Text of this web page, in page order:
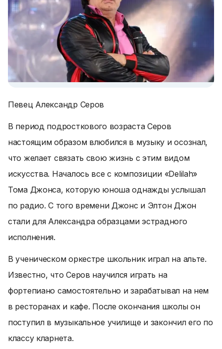
Певец Александр Серов
В период подросткового возраста Серов
настоящим образом влюбился в музыку и осознал,
что желает связать свою жизнь с этим видом
искусства. Началось все с композиции «Delilah»
Тома Джонса, которую юноша однажды услышал
по радио. С того времени Джонс и Элтон Джон
стали для Александра образцами эстрадного
исполнения.
В ученическом оркестре школьник играл на альте.
Известно, что Серов научился играть на
фортепиано самостоятельно и зарабатывал на нем
в ресторанах и кафе. После окончания школы он
поступил в музыкальное училище и закончил его по
классу кларнета.